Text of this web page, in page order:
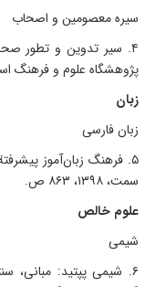
سیره معصومین و اصحاب
۴. سیر تدوین و تطور
پژوهشگاه علوم و فرهنگ اسلامی،
زبان
زبان فارسی
۵. فرهنگ زبان‌آموز
سمت، ۱۳۹۸، ۸۶۳ ص.
علوم خالص
شیمی
۶. شیمی پپتید: مبانی،